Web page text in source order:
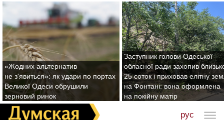
«Жодних альтернатив
не з'явиться»: як удари по портах
Великої Одеси обрушили
зерновий ринок
Заступник голови Одеської
обласної ради захопив
25 соток і приховав елітну
на Фонтані: вона оформлена
на покійну матір
рус